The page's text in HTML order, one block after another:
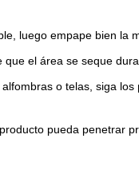
luego empape bien la
el área se seque
o telas, siga
pueda penetrar